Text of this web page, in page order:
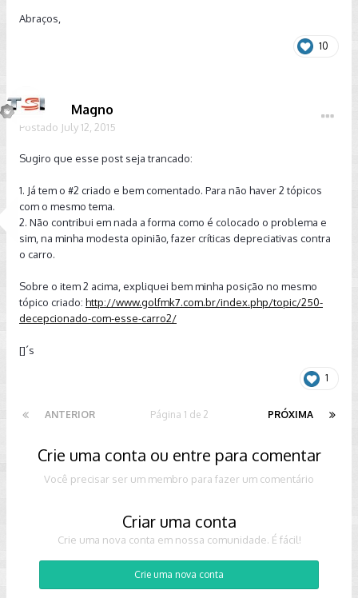
Abraços,
10
Magno
Postado July 12, 2015
Sugiro que esse post seja trancado:
1. Já tem o #2 criado e bem comentado. Para não haver 2 tópicos
com o mesmo tema.
2. Não contribui em nada a forma como é colocado o problema e
sim, na minha modesta opinião, fazer críticas depreciativas contra
o carro.
Sobre o item 2 acima, expliquei bem minha posição no mesmo
tópico criado: http://www.golfmk7.com.br/index.php/topic/250-
decepcionado-com-esse-carro2/
[]´s
1
ANTERIOR PRÓXIMA
Página 1 de 2
Crie uma conta ou entre para comentar
Você precisar ser um membro para fazer um comentário
Criar uma conta
Crie uma nova conta em nossa comunidade. É fácil!
Crie uma nova conta